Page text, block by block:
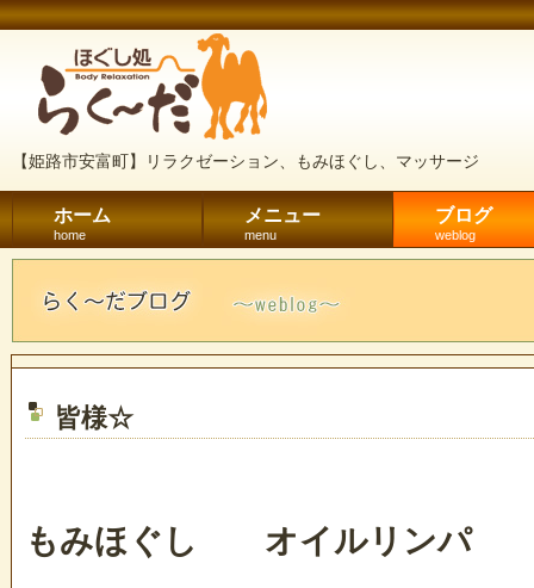
【姫路市安富町】リラクゼーション、もみほぐし、マッサージ
ホーム
home
メニュー
menu
ブログ
weblog
皆様☆
もみほぐし オイルリンパ